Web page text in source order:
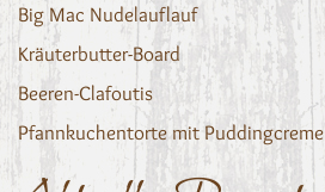
Big Mac Nudelauflauf
Kräuterbutter-Board
Beeren-Clafoutis
Pfannkuchentorte mit Puddingcreme